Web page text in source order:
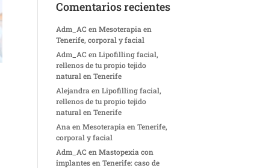
Comentarios recientes
Adm_AC enMesoterapia en
Tenerife, corporal y facial
Adm_AC enLipofilling facial,
rellenos de tu propio tejido
natural en Tenerife
Alejandra enLipofilling facial,
rellenos de tu propio tejido
natural en Tenerife
Ana enMesoterapia en Tenerife,
corporal y facial
Adm_AC enMastopexia con
implantes en Tenerife: caso de